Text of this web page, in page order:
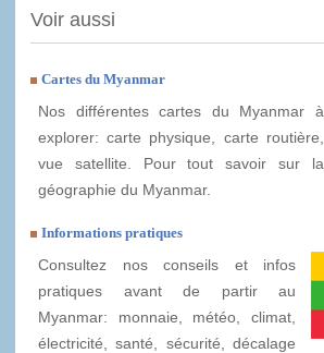
Voir aussi
Cartes du Myanmar
Nos différentes cartes du Myanmar à
explorer: carte physique, carte routière,
vue satellite. Pour tout savoir sur la
géographie du Myanmar.
Informations pratiques
Consultez nos conseils et infos
pratiques avant de partir au
Myanmar: monnaie, météo, climat,
électricité, santé, sécurité, décalage